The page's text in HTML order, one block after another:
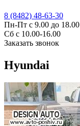
8 (8482) 48-63-30
Пн-Пт с 9.00 до 18.00
Сб с 10.00-16.00
Заказать звонок
Hyundai